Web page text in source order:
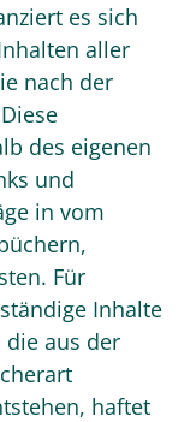
es sich
aller
nach der
des eigenen
und
in vom
Für
Inhalte
die aus der
haftet